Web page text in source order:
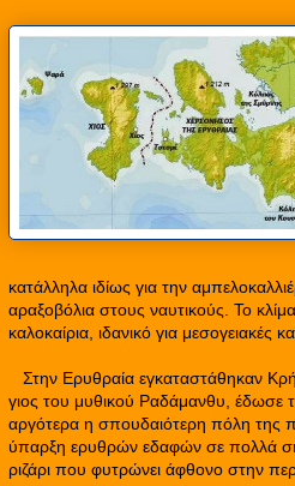
κατάλληλα ιδίως για την
αραξοβόλια στους ναυτικούς. Το
καλοκαίρια, ιδανικό για μεσογειακές
Στην Ερυθραία εγκαταστάθηκαν
γιος του μυθικού Ραδάμανθυ, έδωσε
αργότερα η σπουδαιότερη πόλη της
ύπαρξη ερυθρών εδαφών σε πολλά
ριζάρι που φυτρώνει άφθονο στην